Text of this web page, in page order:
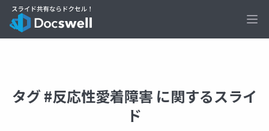
タグ #反応性愛着障害 に関するスライ
ド